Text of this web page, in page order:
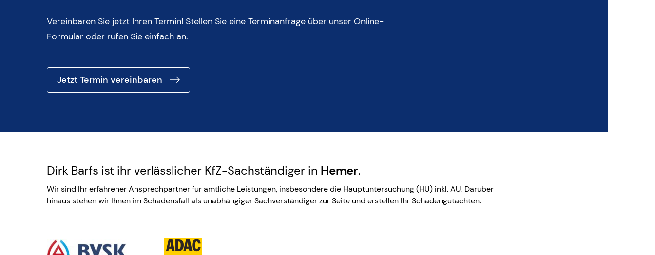
Vereinbaren Sie jetzt Ihren Termin! Stellen Sie eine Terminanfrage über unser Online-
Formular oder rufen Sie einfach an.
Jetzt Termin vereinbaren
Dirk Barfs ist ihr verlässlicher KfZ-Sachständiger in Hemer.
Wir sind Ihr erfahrener Ansprechpartner für amtliche Leistungen, insbesondere die Hauptuntersuchung (HU) inkl. AU. Darüber
hinaus stehen wir Ihnen im Schadensfall als unabhängiger Sachverständiger zur Seite und erstellen Ihr Schadengutachten.